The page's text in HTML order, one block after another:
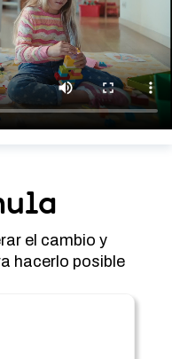
el cambio y
hacerlo posible